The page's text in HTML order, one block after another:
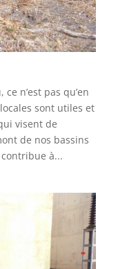
n’est pas qu’en
sont utiles et
visent de
de nos bassins
à...